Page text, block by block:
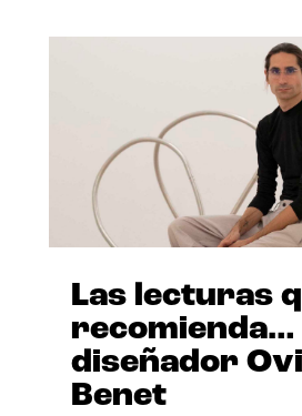
Las lecturas
recomienda…
diseñador
Benet